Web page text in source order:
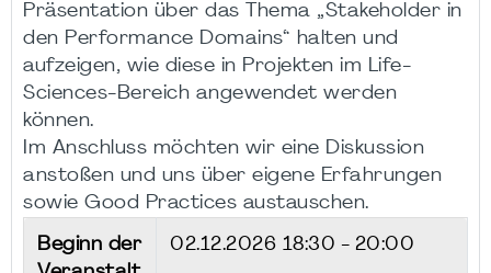
Präsentation über das Thema „Stakeholder in
den Performance Domains“ halten und
aufzeigen, wie diese in Projekten im Life-
Sciences-Bereich angewendet werden
können.
Im Anschluss möchten wir eine Diskussion
anstoßen und uns über eigene Erfahrungen
sowie Good Practices austauschen.
Beginn der
02.12.2026 18:30 - 20:00